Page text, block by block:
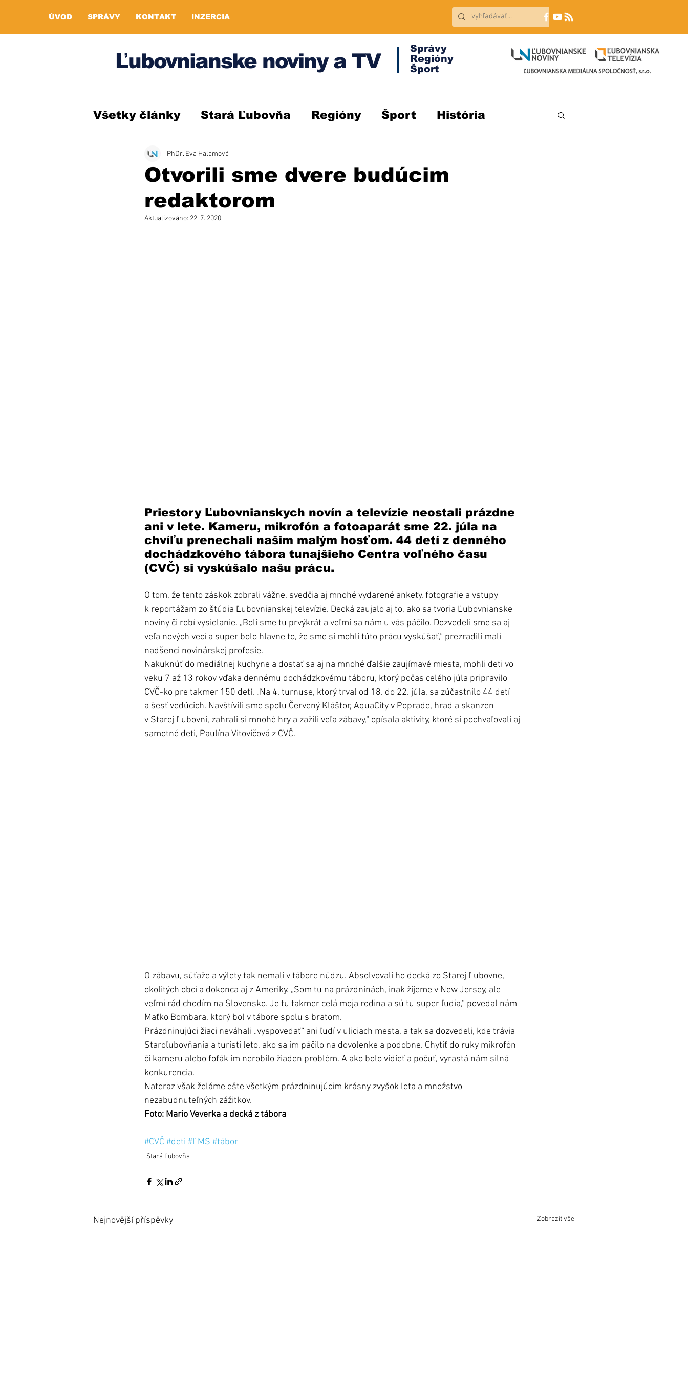
ÚVOD SPRÁVY KONTAKT INZERCIA
Ľubovnianske noviny a TV
Správy
Regióny
Šport
Všetky články Stará Ľubovňa Regióny Šport História
Otvorili sme dvere budúcim
redaktorom
PhDr. Eva Halamová
Aktualizováno: 22. 7. 2020
Priestory Ľubovnianskych novín a televízie neostali prázdne
ani v lete. Kameru, mikrofón a fotoaparát sme 22. júla na
chvíľu prenechali našim malým hosťom. 44 detí z denného
dochádzkového tábora tunajšieho Centra voľného času
(CVČ) si vyskúšalo našu prácu.
O tom, že tento záskok zobrali vážne, svedčia aj mnohé vydarené ankety, fotografie a vstupy
k reportážam zo štúdia Ľubovnianskej televízie. Decká zaujalo aj to, ako sa tvoria Ľubovnianske
noviny či robí vysielanie. „Boli sme tu prvýkrát a veľmi sa nám u vás páčilo. Dozvedeli sme sa aj
veľa nových vecí a super bolo hlavne to, že sme si mohli túto prácu vyskúšať,“ prezradili malí
nadšenci novinárskej profesie.
Nakuknúť do mediálnej kuchyne a dostať sa aj na mnohé ďalšie zaujímavé miesta, mohli deti vo
veku 7 až 13 rokov vďaka dennému dochádzkovému táboru, ktorý počas celého júla pripravilo
CVČ-ko pre takmer 150 detí. „Na 4. turnuse, ktorý trval od 18. do 22. júla, sa zúčastnilo 44 detí
a šesť vedúcich. Navštívili sme spolu Červený Kláštor, AquaCity v Poprade, hrad a skanzen
v Starej Ľubovni, zahrali si mnohé hry a zažili veľa zábavy,“ opísala aktivity, ktoré si pochvaľovali aj
samotné deti, Paulína Vitovičová z CVČ.
O zábavu, súťaže a výlety tak nemali v tábore núdzu. Absolvovali ho decká zo Starej Ľubovne,
okolitých obcí a dokonca aj z Ameriky. „Som tu na prázdninách, inak žijeme v New Jersey, ale
veľmi rád chodím na Slovensko. Je tu takmer celá moja rodina a sú tu super ľudia,“ povedal nám
Maťko Bombara, ktorý bol v tábore spolu s bratom.
Prázdninujúci žiaci neváhali „vyspovedať“ ani ľudí v uliciach mesta, a tak sa dozvedeli, kde trávia
Staroľubovňania a turisti leto, ako sa im páčilo na dovolenke a podobne. Chytiť do ruky mikrofón
či kameru alebo foťák im nerobilo žiaden problém. A ako bolo vidieť a počuť, vyrastá nám silná
konkurencia.
Nateraz však želáme ešte všetkým prázdninujúcim krásny zvyšok leta a množstvo
nezabudnuteľných zážitkov.
Foto: Mario Veverka a decká z tábora
#CVČ #deti #ĽMS #tábor
Stará Ľubovňa
Nejnovější příspěvky Zobrazit vše